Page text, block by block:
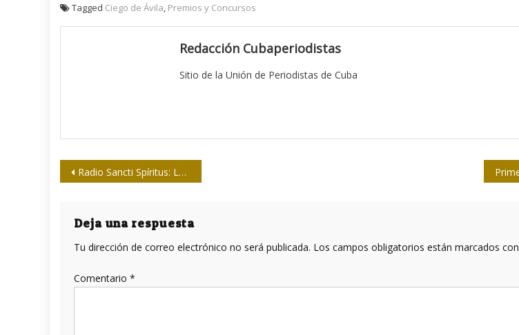
Tagged Ciego de Ávila, Premios y Concursos
Redacción Cubaperiodistas
Sitio de la Unión de Periodistas de Cuba
Navegación
entradas
Radio Sancti Spíritus: Leal a sus oyentes
Deja una respuesta
Tu dirección de correo electrónico no será publicada. Los campos obligatorios están marcados con
Comentario *